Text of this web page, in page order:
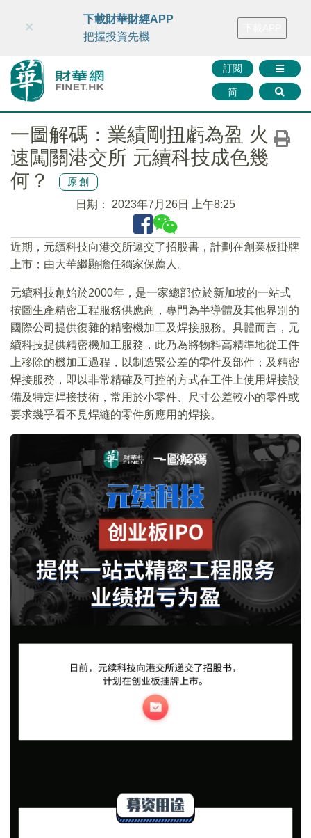
財華智庫網 FINTV FINMETA 財華證券 媒體矩陣
訂閱
简
×
下載財華財經APP
把握投資先機
一圖解碼：業績剛扭虧為盈 火
速闖關港交所 元續科技成色幾
何？
原創
日期： 2023年7月26日 上午8:25
近期，元續科技向港交所遞交了招股書，計劃在創業板掛牌
上市；由大華繼顯擔任獨家保薦人。
元續科技創始於2000年，是一家總部位於新加坡的一站式
按圖生產精密工程服務供應商，專門為半導體及其他界别的
國際公司提供復雜的精密機加工及焊接服務。具體而言，元
續科技提供精密機加工服務，此乃為將物料高精準地從工件
上移除的機加工過程，以制造緊公差的零件及部件；及精密
焊接服務，即以非常精確及可控的方式在工件上使用焊接設
備及特定焊接技術，常用於小零件、尺寸公差較小的零件或
要求幾乎看不見焊縫的零件所應用的焊接。